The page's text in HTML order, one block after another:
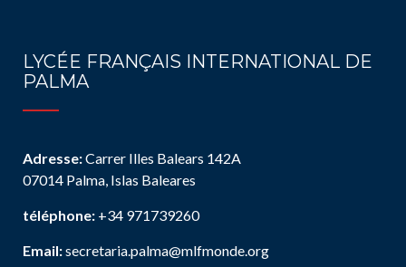
LYCÉE FRANÇAIS INTERNATIONAL DE
PALMA
Adresse:Carrer Illes Balears 142A
07014 Palma, Islas Baleares
téléphone: +34 971739260
Email:secretaria.palma@mlfmonde.org